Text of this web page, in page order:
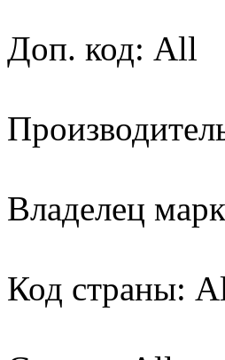
Доп. код: All
Владелец
Код страны: